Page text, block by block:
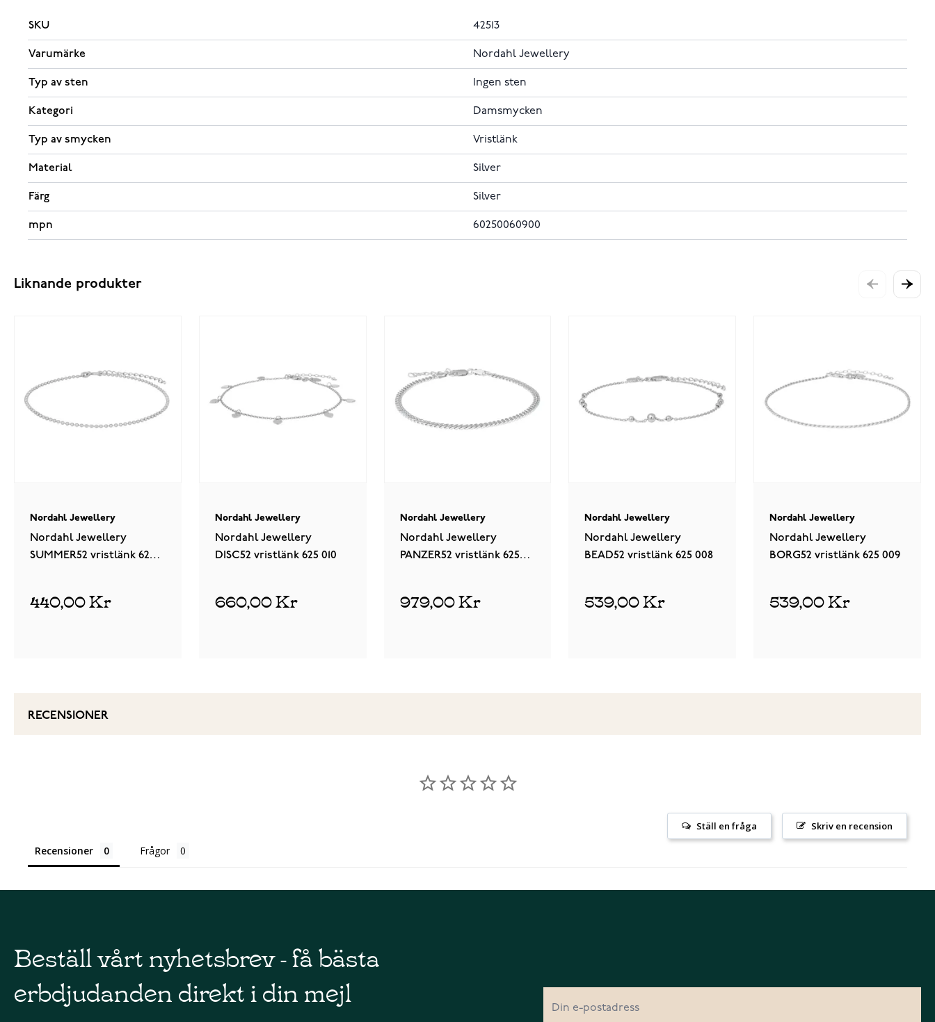
SKU 42513
Varumärke Nordahl Jewellery
Typ av sten Ingen sten
Kategori Damsmycken
Typ av smycken Vristlänk
Material Silver
Färg Silver
mpn 60250060900
Liknande produkter
Nordahl Jewellery
Nordahl Jewellery
SUMMER52 vristlänk 625
440,00 Kr
Nordahl Jewellery
Nordahl Jewellery
DISC52 vristlänk 625 010
660,00 Kr
Nordahl Jewellery
Nordahl Jewellery
PANZER52 vristlänk 625
979,00 Kr
Nordahl Jewellery
Nordahl Jewellery
BEAD52 vristlänk 625 008
539,00 Kr
Nordahl Jewellery
Nordahl Jewellery
BORG52 vristlänk 625 009
539,00 Kr
RECENSIONER
Skriv en recension
Ställ en fråga
Recensioner Frågor
Beställ vårt nyhetsbrev - få bästa
erbdjudanden direkt i din mejl